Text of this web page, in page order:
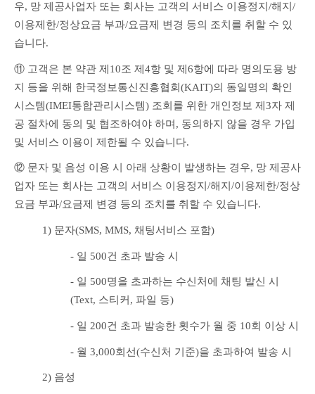
우, 망 제공사업자 또는 회사는 고객의 서비스 이용정지/해지/
이용제한/정상요금 부과/요금제 변경 등의 조치를 취할 수 있
습니다.
⑪ 고객은 본 약관 제10조 제4항 및 제6항에 따라 명의도용 방
지 등을 위해 한국정보통신진흥협회(KAIT)의 동일명의 확인
시스템(IMEI통합관리시스템) 조회를 위한 개인정보 제3자 제
공 절차에 동의 및 협조하여야 하며, 동의하지 않을 경우 가입
및 서비스 이용이 제한될 수 있습니다.
⑫ 문자 및 음성 이용 시 아래 상황이 발생하는 경우, 망 제공사
업자 또는 회사는 고객의 서비스 이용정지/해지/이용제한/정상
요금 부과/요금제 변경 등의 조치를 취할 수 있습니다.
1) 문자(SMS, MMS, 채팅서비스 포함)
- 일 500건 초과 발송 시
- 일 500명을 초과하는 수신처에 채팅 발신 시
(Text, 스티커, 파일 등)
- 일 200건 초과 발송한 횟수가 월 중 10회 이상 시
- 월 3,000회선(수신처 기준)을 초과하여 발송 시
2) 음성